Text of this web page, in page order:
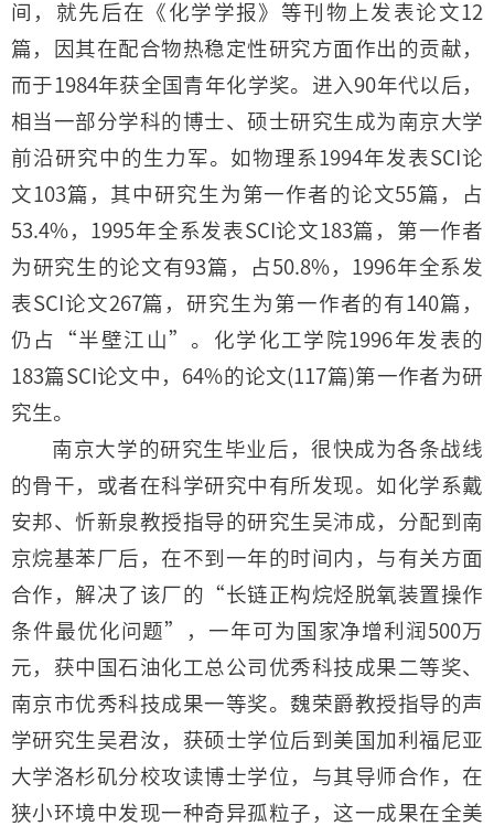
间，就先后在《化学学报》等刊物上发表论文12
篇，因其在配合物热稳定性研究方面作出的贡献，
而于1984年获全国青年化学奖。进入90年代以后，
相当一部分学科的博士、硕士研究生成为南京大学
前沿研究中的生力军。如物理系1994年发表SCI论
文103篇，其中研究生为第一作者的论文55篇，占
53.4%，1995年全系发表SCI论文183篇，第一作者
为研究生的论文有93篇，占50.8%，1996年全系发
表SCI论文267篇，研究生为第一作者的有140篇，
仍占“半壁江山”。化学化工学院1996年发表的
183篇SCI论文中，64%的论文(117篇)第一作者为研
究生。
南京大学的研究生毕业后，很快成为各条战线
的骨干，或者在科学研究中有所发现。如化学系戴
安邦、忻新泉教授指导的研究生吴沛成，分配到南
京烷基苯厂后，在不到一年的时间内，与有关方面
合作，解决了该厂的“长链正构烷烃脱氧装置操作
条件最优化问题”，一年可为国家净增利润500万
元，获中国石油化工总公司优秀科技成果二等奖、
南京市优秀科技成果一等奖。魏荣爵教授指导的声
学研究生吴君汝，获硕士学位后到美国加利福尼亚
大学洛杉矶分校攻读博士学位，与其导师合作，在
狭小环境中发现一种奇异孤粒子，这一成果在全美